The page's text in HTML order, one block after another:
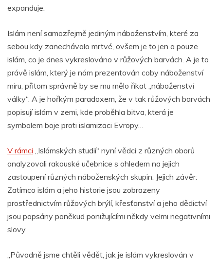
expanduje.
Islám není samozřejmě jediným náboženstvím, které za
sebou kdy zanechávalo mrtvé, ovšem je to jen a pouze
islám, co je dnes vykreslováno v růžových barvách. A je to
právě islám, který je nám prezentován coby náboženství
míru, přitom správně by se mu mělo říkat „náboženství
války“. A je hořkým paradoxem, že v tak růžových barvách
popisují islám v zemi, kde proběhla bitva, která je
symbolem boje proti islamizaci Evropy…
V rámci „Islámských studií“ nyní vědci z různých oborů
analyzovali rakouské učebnice s ohledem na jejich
zastoupení různých náboženských skupin. Jejich závěr:
Zatímco islám a jeho historie jsou zobrazeny
prostřednictvím růžových brýlí, křesťanství a jeho dědictví
jsou popsány poněkud ponižujícími někdy velmi negativními
slovy.
„Původně jsme chtěli vědět, jak je islám vykreslován v